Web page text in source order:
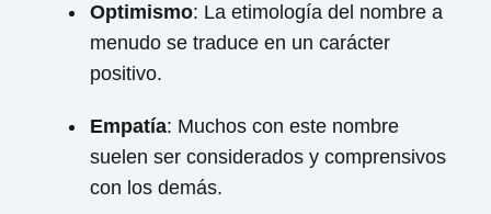
Optimismo: La etimología del nombre a
menudo se traduce en un carácter
positivo.
Empatía: Muchos con este nombre
suelen ser considerados y comprensivos
con los demás.